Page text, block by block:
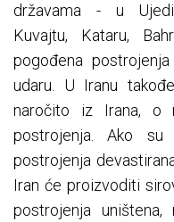
državama - u
Kuvajtu, Kataru,
pogođena
udaru. U Iranu
naročito iz Irana, o
postrojenja. Ako
postrojenja
Iran će proizvoditi
postrojenja